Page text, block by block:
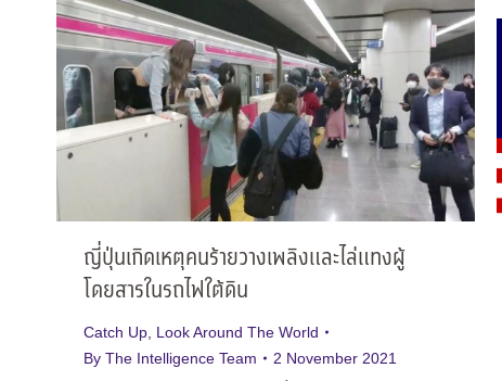
ญี่ปุ่นเกิดเหตุคนร้ายวางเพลิงและไล่แทงผู้
โดยสารในรถไฟใต้ดิน
Catch Up Look Around The World
By The Intelligence Team 2 November 2021